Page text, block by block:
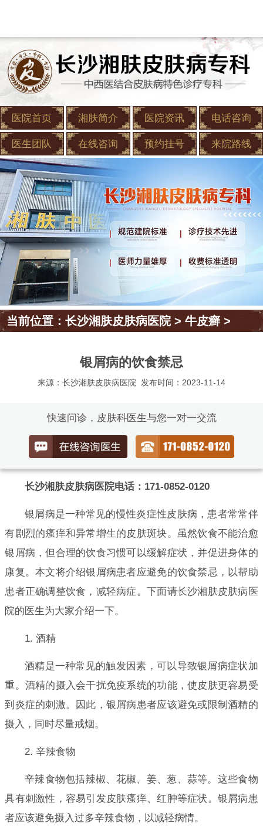
医院首页 湘肤简介 医院资讯 电话咨询
医生团队 在线咨询 预约挂号 来院路线
当前位置：长沙湘肤皮肤病医院>牛皮癣 >
银屑病的饮食禁忌
来源：长沙湘肤皮肤病医院 发布时间：2023-11-14
快速问诊，皮肤科医生与您一对一交流
长沙湘肤皮肤病医院电话：171-0852-0120
银屑病是一种常见的慢性炎症性皮肤病，患者常常伴
有剧烈的瘙痒和异常增生的皮肤斑块。虽然饮食不能治愈
银屑病，但合理的饮食习惯可以缓解症状，并促进身体的
康复。本文将介绍银屑病患者应避免的饮食禁忌，以帮助
患者正确调整饮食，减轻病症。下面请长沙湘肤皮肤病医
院的医生为大家介绍一下。
1. 酒精
酒精是一种常见的触发因素，可以导致银屑病症状加
重。酒精的摄入会干扰免疫系统的功能，使皮肤更容易受
到炎症的刺激。因此，银屑病患者应该避免或限制酒精的
摄入，同时尽量戒烟。
2. 辛辣食物
辛辣食物包括辣椒、花椒、姜、葱、蒜等。这些食物
具有刺激性，容易引发皮肤瘙痒、红肿等症状。银屑病患
者应该避免摄入过多辛辣食物，以减轻病情。